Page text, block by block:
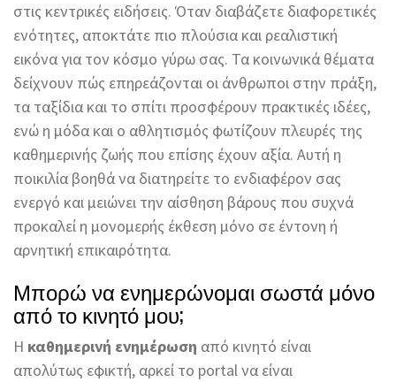
στις κεντρικές ειδήσεις. Όταν διαβάζετε διαφορετικές
ενότητες, αποκτάτε πιο πλούσια και ρεαλιστική
εικόνα για τον κόσμο γύρω σας. Τα κοινωνικά θέματα
δείχνουν πώς επηρεάζονται οι άνθρωποι στην πράξη,
τα ταξίδια και το σπίτι προσφέρουν πρακτικές ιδέες,
ενώ η μόδα και ο αθλητισμός φωτίζουν πλευρές της
καθημερινής ζωής που επίσης έχουν αξία. Αυτή η
ποικιλία βοηθά να διατηρείτε το ενδιαφέρον σας
ενεργό και μειώνει την αίσθηση βάρους που συχνά
προκαλεί η μονομερής έκθεση μόνο σε έντονη ή
αρνητική επικαιρότητα.
Μπορώ να ενημερώνομαι σωστά μόνο
από το κινητό μου;
Η καθημερινή ενημέρωση από κινητό είναι
απολύτως εφικτή, αρκεί το portal να είναι